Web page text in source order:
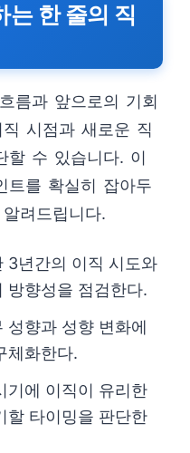
는 한 줄의 직
름과 앞으로의 기회
시점과 새로운 직
할 수 있습니다. 이
트를 확실히 잡아두
려드립니다.
3년간의 이직 시도와
방향성을 점검한다.
성향과 성향 변화에
체화한다.
기에 이직이 유리한
할 타이밍을 판단한